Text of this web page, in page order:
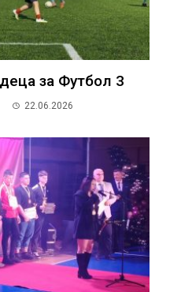
за Футбол 3
22.06.2026